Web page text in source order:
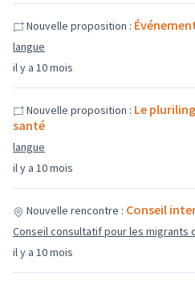
il y a 10 mois
Nouvelle proposition :
langue
il y a 10 mois
Nouvelle proposition : Le
santé
langue
il y a 10 mois
Nouvelle rencontre : Conseil
Conseil consultatif pour les migrants